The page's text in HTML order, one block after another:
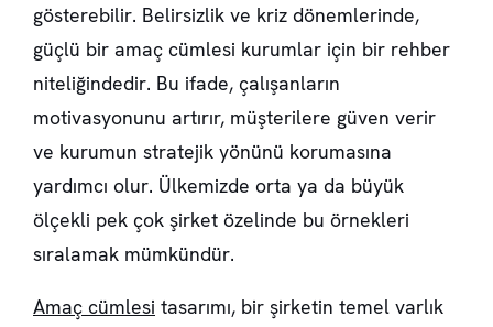
gösterebilir. Belirsizlik ve kriz dönemlerinde,
güçlü bir amaç cümlesi kurumlar için bir rehber
niteliğindedir. Bu ifade, çalışanların
motivasyonunu artırır, müşterilere güven verir
ve kurumun stratejik yönünü korumasına
yardımcı olur. Ülkemizde orta ya da büyük
ölçekli pek çok şirket özelinde bu örnekleri
sıralamak mümkündür.
Amaç cümlesi tasarımı, bir şirketin temel varlık